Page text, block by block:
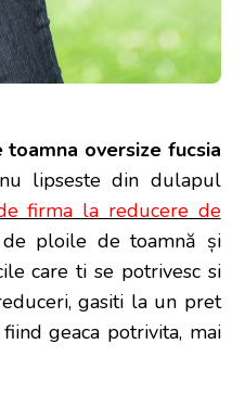
toamna oversize fucsia
lipseste din dulapul
firma la reducere de
ploile de toamnă și
care ti se potrivesc si
gasiti la un pret
fiind geaca potrivita, mai